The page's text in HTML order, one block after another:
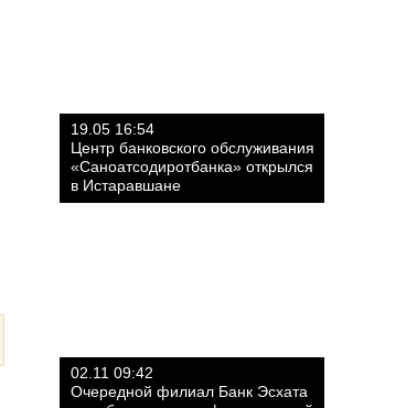
19.05 16:54
Центр банковского обслуживания
«Саноатсодиротбанка» открылся
в Истаравшане
02.11 09:42
Очередной филиал Банк Эсхата